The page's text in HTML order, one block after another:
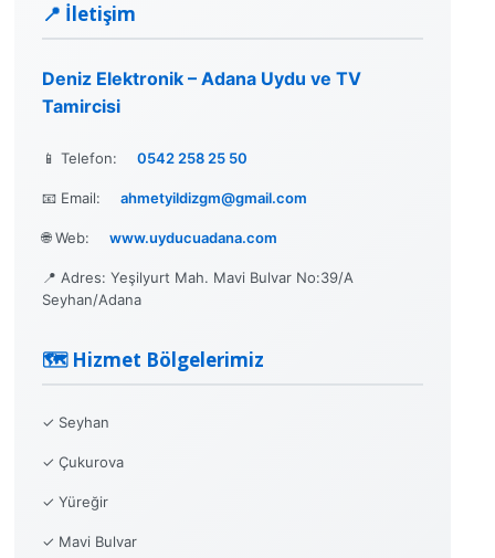
📍 İletişim
Deniz Elektronik – Adana Uydu ve TV
Tamircisi
📱 Telefon: 0542 258 25 50
📧 Email: ahmetyildizgm@gmail.com
🌐 Web: www.uyducuadana.com
📍 Adres: Yeşilyurt Mah. Mavi Bulvar No:39/A
Seyhan/Adana
🗺️ Hizmet Bölgelerimiz
✓ Seyhan
✓ Çukurova
✓ Yüreğir
✓ Mavi Bulvar